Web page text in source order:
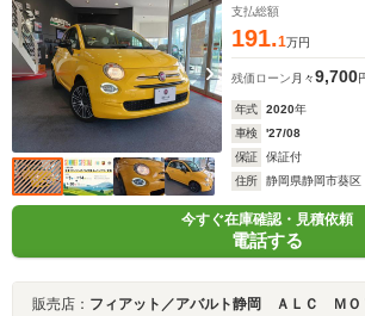
支払総額
191.1万円
残価ローン 月々9,700
年式 2020年
車検
'27/08
保証
保証付
住所
静岡県静岡市葵区
今すぐ在庫確認・見積依頼
電話する
販売店： フィアット／アバルト静岡 ＡＬＣ ＭＯＴＯ